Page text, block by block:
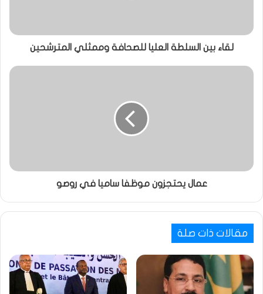
لقاء بين السلطة العليا للصحافة وممثلي المترشحين
عمال يحتجزون موظفا ساميا في روصو
مقالات ذات صلة